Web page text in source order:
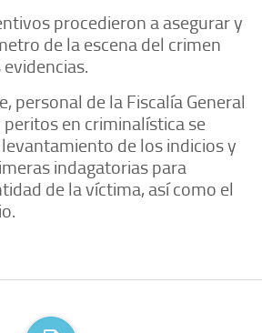
procedieron a asegurar y
de la escena del crimen
personal de la Fiscalía General
peritos en criminalística se
de los indicios y
indagatorias para
de la víctima, así como el